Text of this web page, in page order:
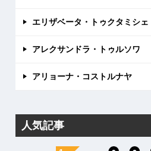
エリザベータ・トゥクタミシェ
アレクサンドラ・トゥルソワ
アリョーナ・コストルナヤ
人気記事